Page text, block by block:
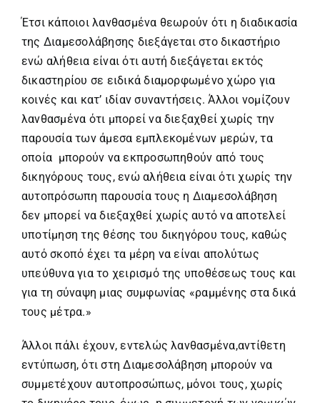
Έτσι κάποιοι λανθασμένα θεωρούν ότι η διαδικασία
της Διαμεσολάβησης διεξάγεται στο δικαστήριο
ενώ αλήθεια είναι ότι αυτή διεξάγεται εκτός
δικαστηρίου σε ειδικά διαμορφωμένο χώρο για
κοινές και κατ’ ιδίαν συναντήσεις. Άλλοι νομίζουν
λανθασμένα ότι μπορεί να διεξαχθεί χωρίς την
παρουσία των άμεσα εμπλεκομένων μερών, τα
οποία μπορούν να εκπροσωπηθούν από τους
δικηγόρους τους, ενώ αλήθεια είναι ότι χωρίς την
αυτοπρόσωπη παρουσία τους η Διαμεσολάβηση
δεν μπορεί να διεξαχθεί χωρίς αυτό να αποτελεί
υποτίμηση της θέσης του δικηγόρου τους, καθώς
αυτό σκοπό έχει τα μέρη να είναι απολύτως
υπεύθυνα για το χειρισμό της υποθέσεως τους και
για τη σύναψη μιας συμφωνίας «ραμμένης στα δικά
τους μέτρα.»
Άλλοι πάλι έχουν, εντελώς λανθασμένα,αντίθετη
εντύπωση, ότι στη Διαμεσολάβηση μπορούν να
συμμετέχουν αυτοπροσώπως, μόνοι τους, χωρίς